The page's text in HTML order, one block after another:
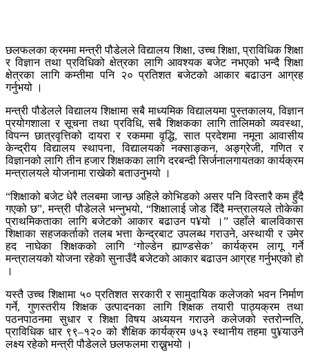
छलफलका क्रममा मन्त्री पौडेलले विद्यालय शिक्षा, उच्च शिक्षा, प्राविधिक शिक्षा
र विज्ञान तथा प्रविधिको क्षेत्रका लागि आवश्यक बजेट नभएको भन्दै शिक्षा
क्षेत्रका लागि कम्तीमा पनि २० प्रतिशत बजेटको आकार बढाउन आग्रह
गर्नुभयो ।
मन्त्री पौडेलले विद्यालय शिक्षामा सबै माध्यमिक विद्यालयमा पुस्तकालय, विज्ञान
प्रयोगशाला र सूचना तथा प्रविधि, सबै शिक्षकका लागि तालिमको व्यवस्था,
विपन्न छात्रवृत्तिको दायरा र रकममा वृद्धि, सात प्रदेशमा नमूना आवासीय
केन्द्रीय विद्यालय स्थापना, विद्यालयको नक्साङ्कन, अङ्ग्रेजी, गणित र
विज्ञानको लागि तीन हजार शिक्षकका लागि दरबन्दी सिर्जनालगायतका कार्यक्रम
मन्त्रालयले योजनामा राखेको बताउनुभयो ।
“शिक्षाको बजेट धेरै तलबमा जान्छ अहिले कोभिडको असर पनि विस्तारै कम हुँदै
गएको छ”, मन्त्री पौडेलले भन्नुभयो, “शिक्षालाई जोड दिँदै मन्त्रालयले तोकेका
प्राथमिकताका लागि बजेटको आकार बढाउन प¥यो ।” उहाँले बालविकास
शिक्षाका सहजकर्ताको तलब भत्ता केन्द्रबाट उपलब्ध गराउने, अस्थायी र उमेर
हद नाघेका शिक्षकको लागि ‘गोल्डेन ह्याण्डसेक’ कार्यक्रम लागू गर्ने
मन्त्रालयको योजना रहेको सुनाउँदै बजेटको आकार बढाउन आग्रह गर्नुभएको हो
।
यस्तै उच्च शिक्षामा ५० प्रतिशत सरकारी र सामुदायिक कलेजको भवन निर्माण
गर्ने, गुणस्तरीय शिक्षक उत्पादनका लागि शिक्षक तयारी पाठ्यक्रम तथा
पठनपाठनमा सुधार र शिक्षा विषय अध्ययन गराउने कलेजको स्तरोन्नति,
प्राविधिक धार ९९–१२० को शैक्षिक कार्यक्रम ७५३ स्थानीय तहमा पु¥याउने
लक्ष्य रहेको मन्त्री पौडेलले छलफलमा राख्नुभयो ।